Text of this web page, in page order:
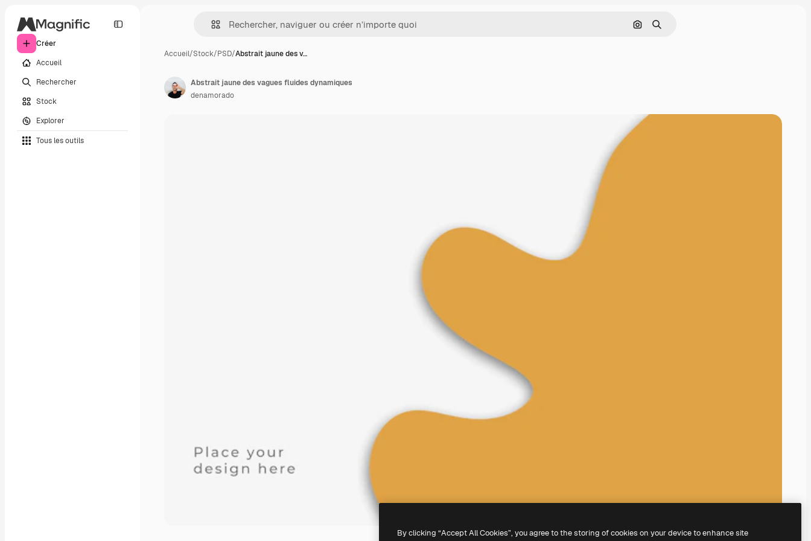
Créer
Accueil
Rechercher
Stock
Explorer
Tous les outils
Rechercher par image
Rechercher
Accueil/Stock/PSD/Abstrait jaune des v…
Abstrait jaune des vagues fluides dynamiques
denamorado
By clicking “Accept All Cookies”, you agree to the storing of cookies on your device to enhance site